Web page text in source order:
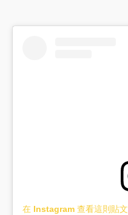
在 Instagram 查看這則貼文